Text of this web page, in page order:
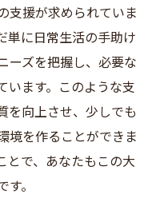
支援が求められていま
単に日常生活の手助け
ーズを把握し、必要な
います。このような支
を向上させ、少しでも
境を作ることができま
とで、あなたもこの大
。